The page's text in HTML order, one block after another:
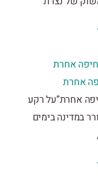
רקע
בימים